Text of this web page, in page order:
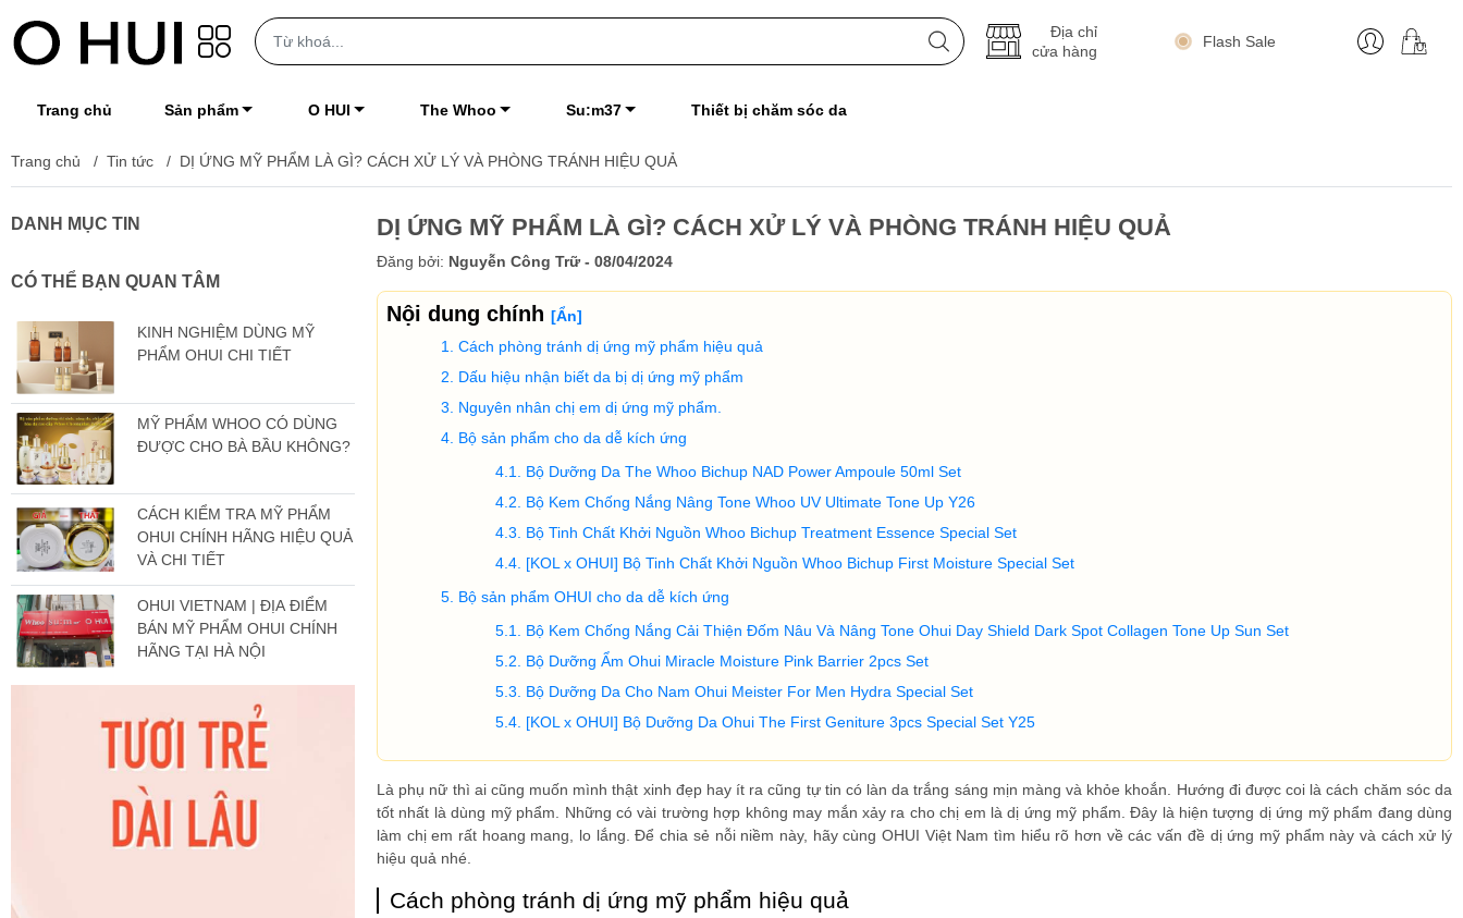
Địa chỉ
cửa hàng
Flash Sale
Trang chủ Sản phẩm O HUI The Whoo Su:m37 Thiết bị chăm sóc da
Trang chủ / Tin tức / DỊ ỨNG MỸ PHẨM LÀ GÌ? CÁCH XỬ LÝ VÀ PHÒNG TRÁNH HIỆU QUẢ
DỊ ỨNG MỸ PHẨM LÀ GÌ? CÁCH XỬ LÝ VÀ PHÒNG TRÁNH HIỆU QUẢ
Đăng bởi: Nguyễn Công Trữ - 08/04/2024
Nội dung chính [Ẩn]
Cách phòng tránh dị ứng mỹ phẩm hiệu quả
Dấu hiệu nhận biết da bị dị ứng mỹ phẩm
Nguyên nhân chị em dị ứng mỹ phẩm.
Bộ sản phẩm cho da dễ kích ứng
Bộ Dưỡng Da The Whoo Bichup NAD Power Ampoule 50ml Set
Bộ Kem Chống Nắng Nâng Tone Whoo UV Ultimate Tone Up Y26
Bộ Tinh Chất Khởi Nguồn Whoo Bichup Treatment Essence Special Set
[KOL x OHUI] Bộ Tinh Chất Khởi Nguồn Whoo Bichup First Moisture Special Set
Bộ sản phẩm OHUI cho da dễ kích ứng
Bộ Kem Chống Nắng Cải Thiện Đốm Nâu Và Nâng Tone Ohui Day Shield Dark Spot Collagen Tone Up Sun Set
Bộ Dưỡng Ẩm Ohui Miracle Moisture Pink Barrier 2pcs Set
Bộ Dưỡng Da Cho Nam Ohui Meister For Men Hydra Special Set
[KOL x OHUI] Bộ Dưỡng Da Ohui The First Geniture 3pcs Special Set Y25
Là phụ nữ thì ai cũng muốn mình thật xinh đẹp hay ít ra cũng tự tin có làn da trắng sáng mịn màng và khỏe khoắn. Hướng đi được coi là cách chăm sóc da
tốt nhất là dùng mỹ phẩm. Những có vài trường hợp không may mắn xảy ra cho chị em là dị ứng mỹ phẩm. Đây là hiện tượng dị ứng mỹ phẩm đang dùng
làm chị em rất hoang mang, lo lắng. Để chia sẻ nỗi niềm này, hãy cùng OHUI Việt Nam tìm hiểu rõ hơn về các vấn đề dị ứng mỹ phẩm này và cách xử lý
hiệu quả nhé.
Cách phòng tránh dị ứng mỹ phẩm hiệu quả
DANH MỤC TIN
CÓ THỂ BẠN QUAN TÂM
KINH NGHIỆM DÙNG MỸ
PHẨM OHUI CHI TIẾT
MỸ PHẨM WHOO CÓ DÙNG
ĐƯỢC CHO BÀ BẦU KHÔNG?
CÁCH KIỂM TRA MỸ PHẨM
OHUI CHÍNH HÃNG HIỆU QUẢ
VÀ CHI TIẾT
OHUI VIETNAM | ĐỊA ĐIỂM
BÁN MỸ PHẨM OHUI CHÍNH
HÃNG TẠI HÀ NỘI